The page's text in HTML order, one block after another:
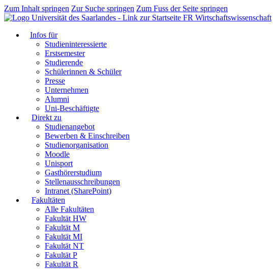
Zum Inhalt springen Zur Suche springen Zum Fuss der Seite springen
FR Wirtschaftswissenschaft
Infos für
Studieninteressierte
Erstsemester
Studierende
Schülerinnen & Schüler
Presse
Unternehmen
Alumni
Uni-Beschäftigte
Direkt zu
Studienangebot
Bewerben & Einschreiben
Studienorganisation
Moodle
Unisport
Gasthörerstudium
Stellenausschreibungen
Intranet (SharePoint)
Fakultäten
Alle Fakultäten
Fakultät HW
Fakultät M
Fakultät MI
Fakultät NT
Fakultät P
Fakultät R